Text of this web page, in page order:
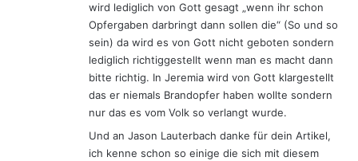
wird lediglich von Gott gesagt „wenn ihr schon
Opfergaben darbringt dann sollen die“ (So und so
sein) da wird es von Gott nicht geboten sondern
lediglich richtiggestellt wenn man es macht dann
bitte richtig. In Jeremia wird von Gott klargestellt
das er niemals Brandopfer haben wollte sondern
nur das es vom Volk so verlangt wurde.
Und an Jason Lauterbach danke für dein Artikel,
ich kenne schon so einige die sich mit diesem